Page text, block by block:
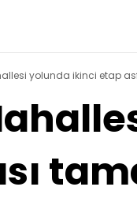
yolunda ikinci etap